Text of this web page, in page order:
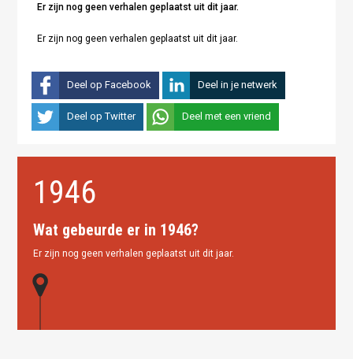
Er zijn nog geen verhalen geplaatst uit dit jaar.
Er zijn nog geen verhalen geplaatst uit dit jaar.
Deel op Facebook Deel in je netwerk
Deel op Twitter Deel met een vriend
1946
Wat gebeurde er in 1946?
Er zijn nog geen verhalen geplaatst uit dit jaar.